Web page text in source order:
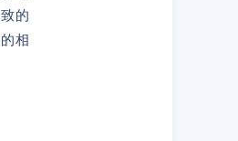
的
相